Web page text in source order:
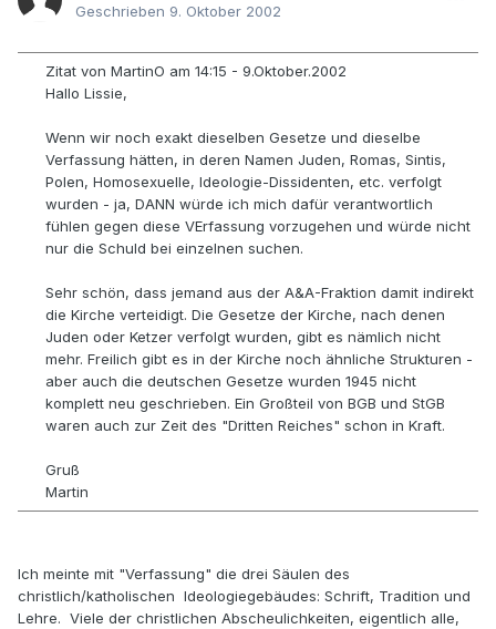
Geschrieben 9. Oktober 2002
Zitat von MartinO am 14:15 - 9.Oktober.2002
Hallo Lissie,
Wenn wir noch exakt dieselben Gesetze und dieselbe
Verfassung hätten, in deren Namen Juden, Romas, Sintis,
Polen, Homosexuelle, Ideologie-Dissidenten, etc. verfolgt
wurden - ja, DANN würde ich mich dafür verantwortlich
fühlen gegen diese VErfassung vorzugehen und würde nicht
nur die Schuld bei einzelnen suchen.
Sehr schön, dass jemand aus der A&A-Fraktion damit indirekt
die Kirche verteidigt. Die Gesetze der Kirche, nach denen
Juden oder Ketzer verfolgt wurden, gibt es nämlich nicht
mehr. Freilich gibt es in der Kirche noch ähnliche Strukturen -
aber auch die deutschen Gesetze wurden 1945 nicht
komplett neu geschrieben. Ein Großteil von BGB und StGB
waren auch zur Zeit des "Dritten Reiches" schon in Kraft.
Gruß
Martin
Ich meinte mit "Verfassung" die drei Säulen des
christlich/katholischen Ideologiegebäudes: Schrift, Tradition und
Lehre. Viele der christlichen Abscheulichkeiten, eigentlich alle,